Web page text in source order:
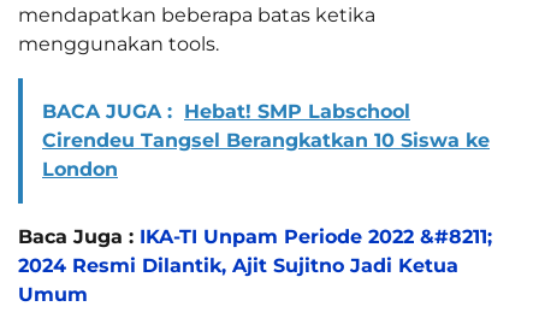
mendapatkan beberapa batas ketika
menggunakan tools.
BACA JUGA : Hebat! SMP Labschool
Cirendeu Tangsel Berangkatkan 10 Siswa ke
London
Baca Juga : IKA-TI Unpam Periode 2022 &#8211;
2024 Resmi Dilantik, Ajit Sujitno Jadi Ketua
Umum